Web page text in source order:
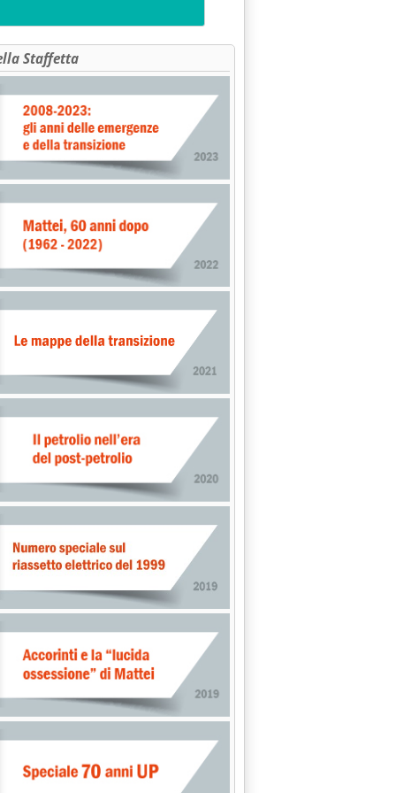
energetiche chiare'
ad investire in Puglia'
alle 15.21.
sostituisce unbundling . Commissione Itre per distinzione
Staffetta